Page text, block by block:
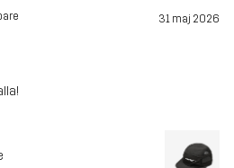
31 maj 2026